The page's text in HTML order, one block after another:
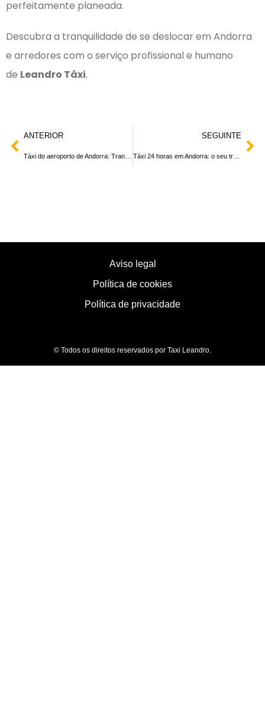
perfeitamente planeada.
Descubra a tranquilidade de se deslocar em Andorra
e arredores com o serviço profissional e humano
de Leandro Táxi.
ANTERIOR SEGUINTE
Táxi 24 horas em Andorra: o seu transporte disponível a qualquer momento
Aviso legal
Política de cookies
Política de privacidade
© Todos os direitos reservados por Taxi Leandro.